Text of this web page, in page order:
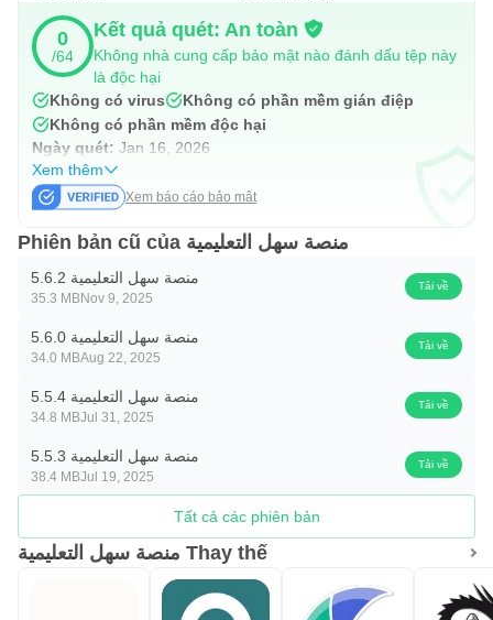
0
/64
Kết quả quét: An toàn
Không nhà cung cấp bảo mật nào đánh dấu tệp này
là độc hại
Không có virus
Không có phần mềm gián điệp
Không có phần mềm độc hại
Ngày quét: Jan 16, 2026
Xem thêm
Xem báo cáo bảo mật
Phiên bản cũ của منصة سهل التعليمية
منصة سهل التعليمية 5.6.2
35.3 MBNov 9, 2025
Tải về
منصة سهل التعليمية 5.6.0
34.0 MBAug 22, 2025
Tải về
منصة سهل التعليمية 5.5.4
34.8 MBJul 31, 2025
Tải về
منصة سهل التعليمية 5.5.3
38.4 MBJul 19, 2025
Tải về
Tất cả các phiên bản
منصة سهل التعليمية Thay thế